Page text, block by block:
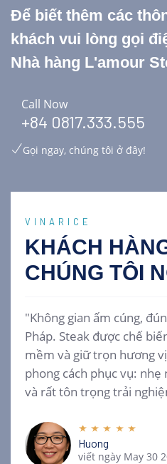
Để biết thêm các
khách vui lòng gọi
Nhà hàng L'amour
Call Now
+84 0817.333.555
Gọi ngay, chúng tôi ở đây!
VINARICE
KHÁCH
CHÚNG TÔI
"Không gian ấm cúng,
Pháp. Steak được chế
mềm và giữ trọn hương
phong cách phục vụ:
và rất tôn trọng trải
Huong
viết ngày May 30